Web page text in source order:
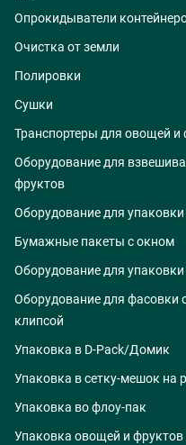
Опрокидыватели
Очистка от земли
Полировки
Сушки
Транспортеры для овощей и
Оборудование для
фруктов
Оборудование для
Бумажные пакеты с окном
Оборудование для
Оборудование для фасовки
клипсой
Упаковка в D-Pack/Домик
Упаковка в сетку-мешок на
Упаковка во флоу-пак
Упаковка овощей и